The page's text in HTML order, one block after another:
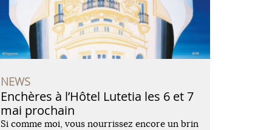
NEWS
Enchères à l’Hôtel Lutetia les 6 et 7
mai prochain
Si comme moi, vous nourrissez encore un brin